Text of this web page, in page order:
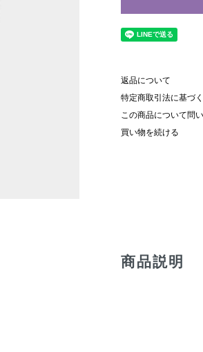
返品について
特定商取引法に基づ
この商品について問
買い物を続ける
商品説明